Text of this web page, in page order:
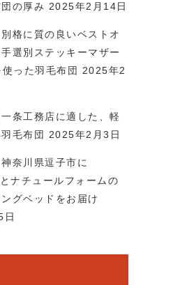
の厚み 2025年2月14日
格に質の良いベストオ
選別ステッキーマザー
った羽毛布団 2025年2
条工務店に適した、軽
毛布団 2025年2月3日
奈川県逗子市に
ナチュールフォームの
グベッドをお届け
日